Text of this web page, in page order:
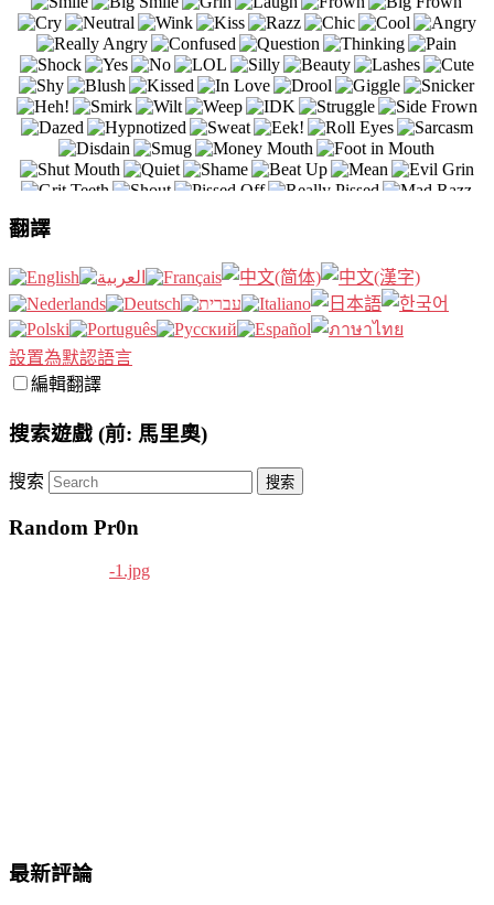
翻譯
設置為默認語言
編輯翻譯
搜索遊戲 (前: 馬里奧)
搜索
Random Pr0n
最新評論